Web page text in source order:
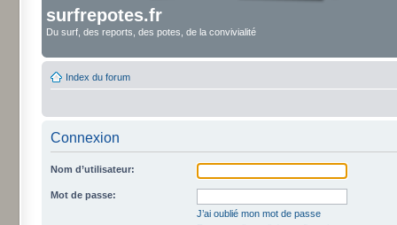
surfrepotes.fr
Du surf, des reports, des potes, de la convivialité
Index du forum
Connexion
Nom d’utilisateur:
Mot de passe:
J’ai oublié mon mot de passe